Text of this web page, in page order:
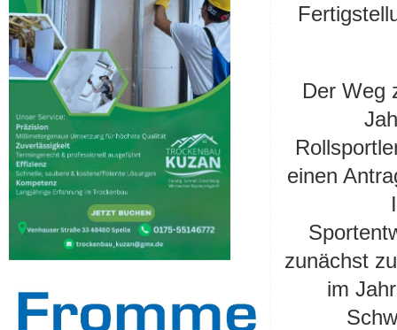
Der Weg
einen
zunächst
im